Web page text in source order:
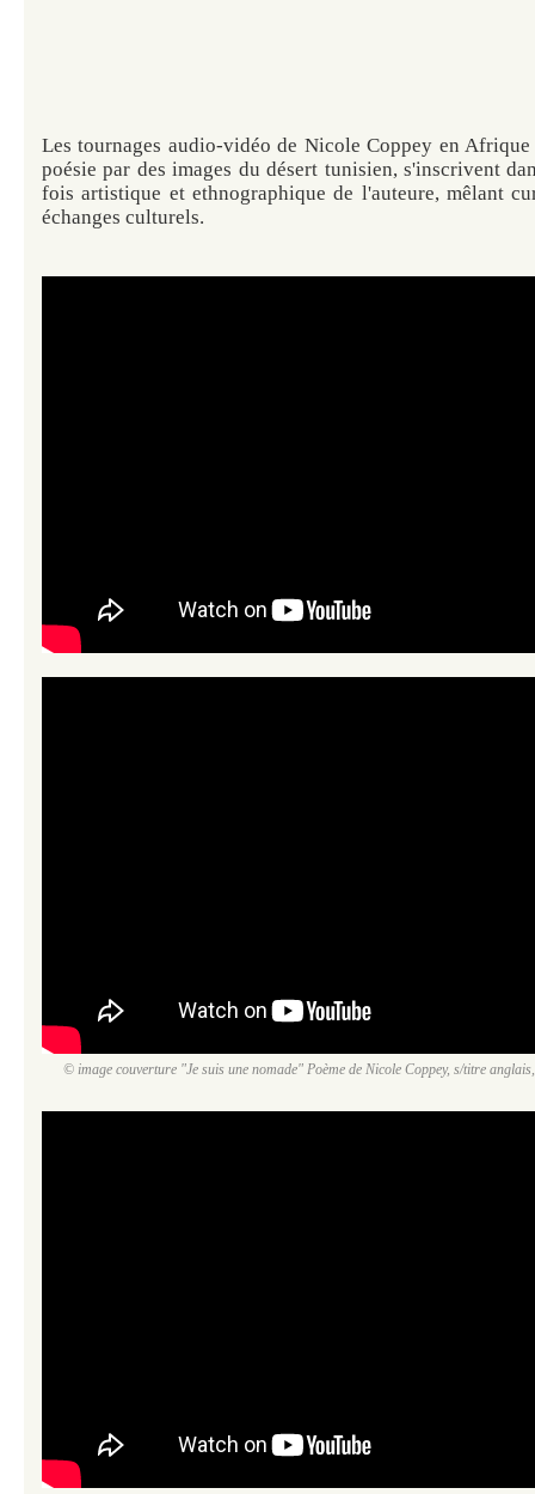
Les tournages audio-vidéo de Nicole Coppey en
poésie par des images du désert tunisien, s'inscrivent
fois artistique et ethnographique de l'auteure, mêlant
échanges culturels.
© image couverture "Je suis une nomade" Poème de Nicole Coppey, s/titre